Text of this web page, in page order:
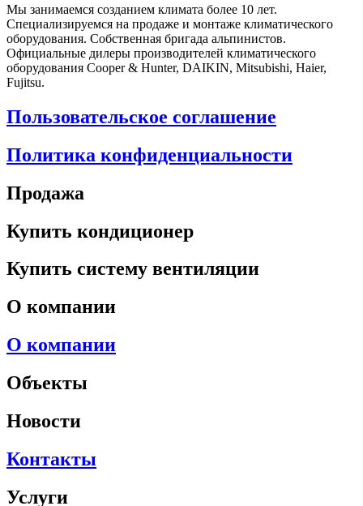
Мы занимаемся созданием климата более 10 лет.
Специализируемся на продаже и монтаже климатического
оборудования. Собственная бригада альпинистов.
Официальные дилеры производителей климатического
оборудования Cooper & Hunter, DAIKIN, Mitsubishi, Haier,
Fujitsu.
Пользовательское соглашение
Политика конфиденциальности
Продажа
Купить кондиционер
Купить систему вентиляции
О компании
О компании
Объекты
Новости
Контакты
Услуги